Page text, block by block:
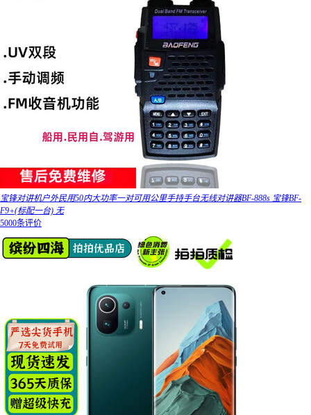
宝锋对讲机户外民用50内大功率一对可用公里手持手台无线对讲器BF-888s 宝锋BF-
F9+(标配一台) 无
5000条评价